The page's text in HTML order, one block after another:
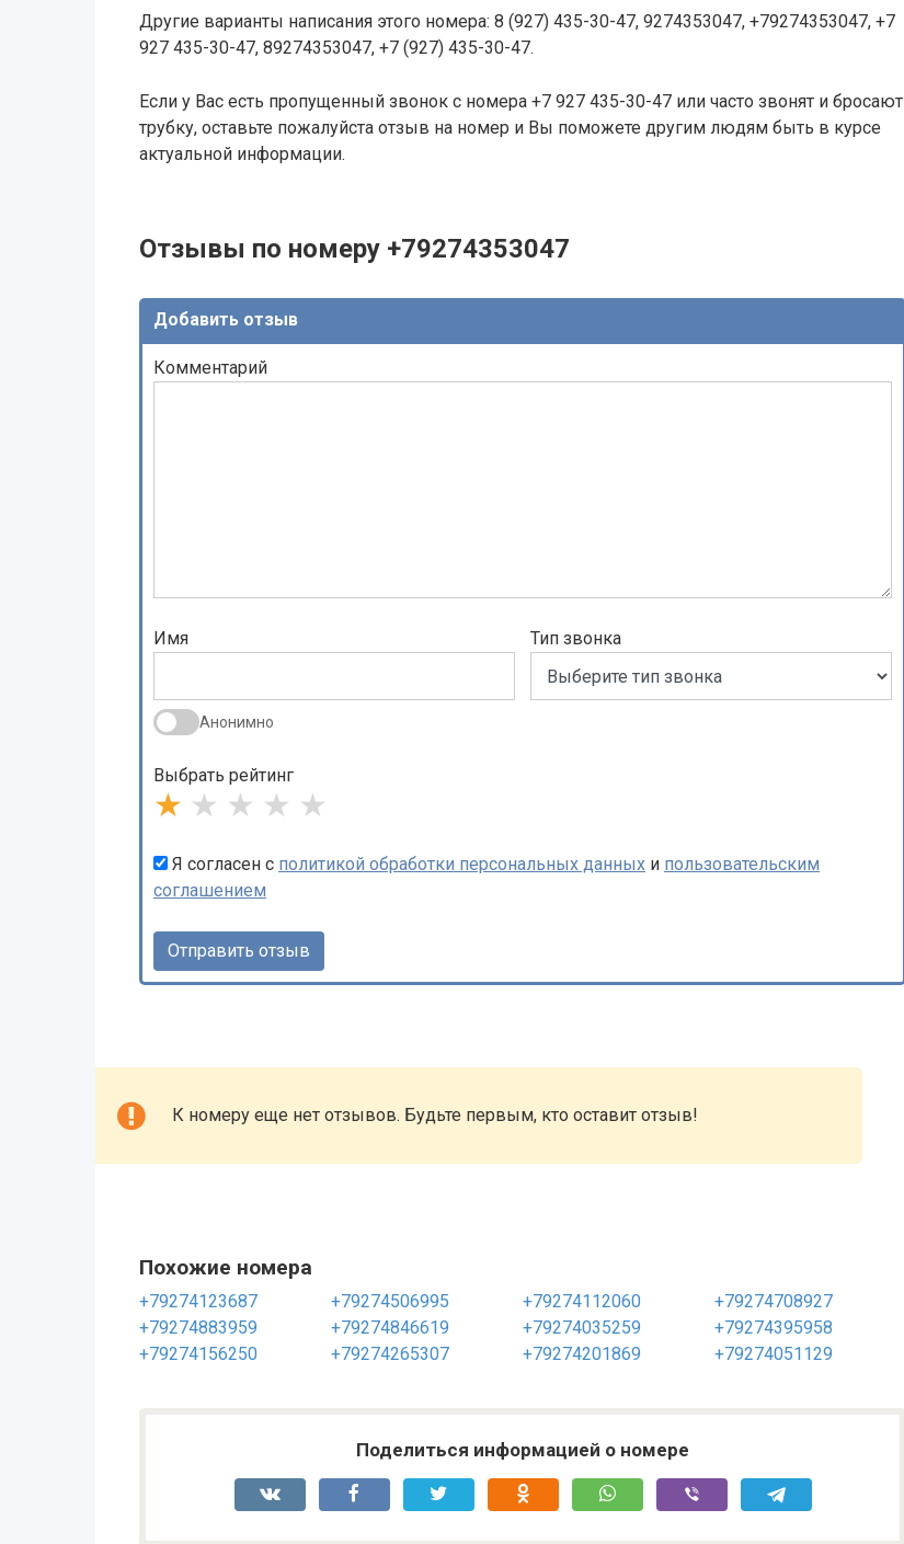
Другие варианты написания этого номера: 8 (927) 435-30-47, 9274353047, +79274353047, +7
927 435-30-47, 89274353047, +7 (927) 435-30-47.
Если у Вас есть пропущенный звонок с номера +7 927 435-30-47 или часто звонят и бросают
трубку, оставьте пожалуйста отзыв на номер и Вы поможете другим людям быть в курсе
актуальной информации.
Отзывы по номеру +79274353047
Добавить отзыв
Комментарий
Имя
Анонимно
Тип звонка
Выбрать рейтинг
★ ★ ★ ★ ★
Я согласен с политикой обработки персональных данных и пользовательским
соглашением
К номеру еще нет отзывов. Будьте первым, кто оставит отзыв!
Похожие номера
+79274123687 +79274506995 +79274112060
+79274708927
+79274883959
+79274846619 +79274035259
+79274395958
+79274156250
+79274265307 +79274201869 +79274051129
Поделиться информацией о номере